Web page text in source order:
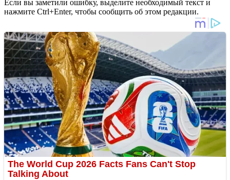
Если вы заметили ошибку, выделите необходимый текст и
нажмите Ctrl+Enter, чтобы сообщить об этом редакции.